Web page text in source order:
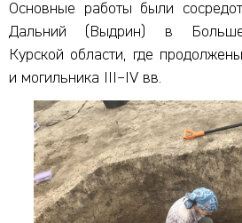
Основные работы были
Дальний (Выдрин) в
Курской области, где
и могильника III–IV вв.